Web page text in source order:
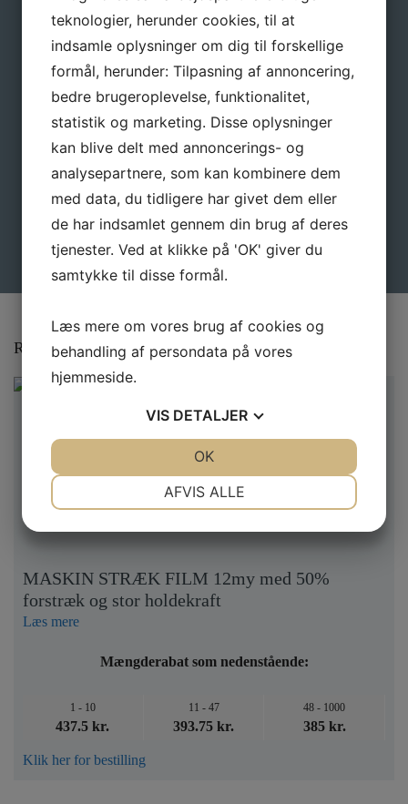
E-mail *
Relaterede varer
MASKIN STRÆK FILM 12my med 50%
forstræk og stor holdekraft
Læs mere
Mængderabat som nedenstående:
1 - 10
437.5 kr.
11 - 47
393.75 kr.
48 - 1000
385 kr.
Klik her for bestilling
teknologier, herunder cookies, til at
indsamle oplysninger om dig til forskellige
formål, herunder: Tilpasning af annoncering,
bedre brugeroplevelse, funktionalitet,
statistik og marketing. Disse oplysninger
kan blive delt med annoncerings- og
analysepartnere, som kan kombinere dem
med data, du tidligere har givet dem eller
de har indsamlet gennem din brug af deres
tjenester. Ved at klikke på 'OK' giver du
samtykke til disse formål.
Læs mere om vores brug af cookies og
behandling af persondata på vores
hjemmeside.
VIS DETALJER
AFVIS ALLE
OK